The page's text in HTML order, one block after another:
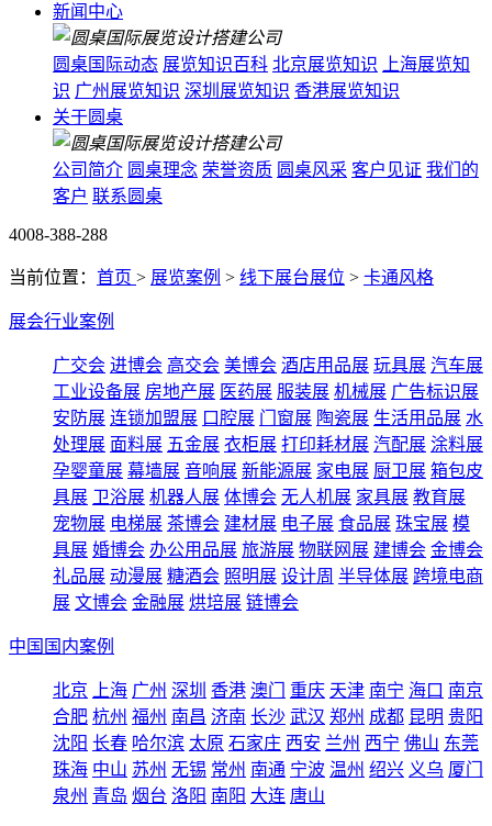
新闻中心
圆桌国际动态 展览知识百科 北京展览知识
上海展览知
识 广州展览知识 深圳展览知识 香港展览知识
关于圆桌
公司简介 圆桌理念 荣誉资质 圆桌风采 客户见证 我们的
客户 联系圆桌
4008-388-288
当前位置： 首页 > 展览案例 > 线下展台展位 > 卡通风格
展会行业案例
广交会 进博会 高交会 美博会 酒店用品展 玩具展 汽车展
工业设备展 房地产展 医药展 服装展 机械展 广告标识展
安防展 连锁加盟展 口腔展 门窗展 陶瓷展 生活用品展 水
处理展 面料展 五金展 衣柜展 打印耗材展 汽配展 涂料展
孕婴童展 幕墙展 音响展 新能源展 家电展 厨卫展 箱包皮
具展 卫浴展 机器人展 体博会 无人机展 家具展 教育展
宠物展 电梯展 茶博会 建材展 电子展 食品展 珠宝展 模
具展 婚博会 办公用品展 旅游展 物联网展 建博会 金博会
礼品展 动漫展 糖酒会 照明展 设计周 半导体展 跨境电商
展 文博会 金融展 烘培展 链博会
中国国内案例
北京 上海 广州 深圳 香港 澳门 重庆 天津 南宁 海口 南京
合肥 杭州 福州 南昌 济南 长沙 武汉 郑州 成都 昆明 贵阳
沈阳 长春 哈尔滨 太原 石家庄 西安 兰州 西宁 佛山 东莞
珠海 中山 苏州 无锡 常州 南通 宁波 温州 绍兴 义乌 厦门
泉州 青岛 烟台 洛阳 南阳 大连 唐山